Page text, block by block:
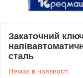
Закаточний
сталь
Немає в наявності